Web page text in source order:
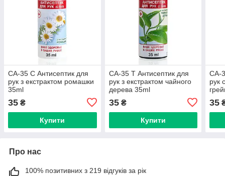
CA-35 C Антисептик для
рук з екстрактом ромашки
35ml
35 ₴
Купити
CA-35 T Антисептик для
рук з екстрактом чайного
дерева 35ml
35₴
Купити
CA-
рук
35
Про нас
100% позитивних з 219 відгуків за рік